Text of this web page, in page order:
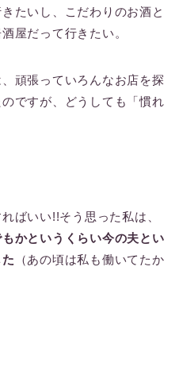
たいし、こだわりのお酒と
屋だって行きたい。
頑張っていろんなお店を探
ですが、どうしても「慣れ
ばいい!!そう思った私は、
かというくらい今の夫とい
（あの頃は私も働いてたか